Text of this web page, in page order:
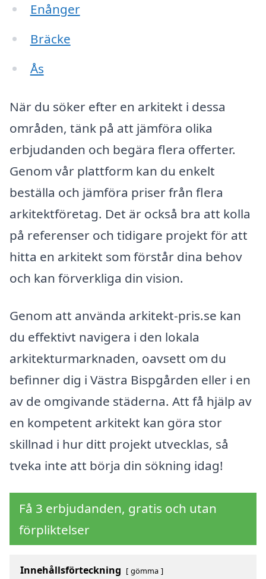
Enånger
Bräcke
Ås
När du söker efter en arkitekt i dessa
områden, tänk på att jämföra olika
erbjudanden och begära flera offerter.
Genom vår plattform kan du enkelt
beställa och jämföra priser från flera
arkitektföretag. Det är också bra att kolla
på referenser och tidigare projekt för att
hitta en arkitekt som förstår dina behov
och kan förverkliga din vision.
Genom att använda arkitekt-pris.se kan
du effektivt navigera i den lokala
arkitekturmarknaden, oavsett om du
befinner dig i Västra Bispgården eller i en
av de omgivande städerna. Att få hjälp av
en kompetent arkitekt kan göra stor
skillnad i hur ditt projekt utvecklas, så
tveka inte att börja din sökning idag!
Få 3 erbjudanden, gratis och utan
förpliktelser
Innehållsförteckning gömma